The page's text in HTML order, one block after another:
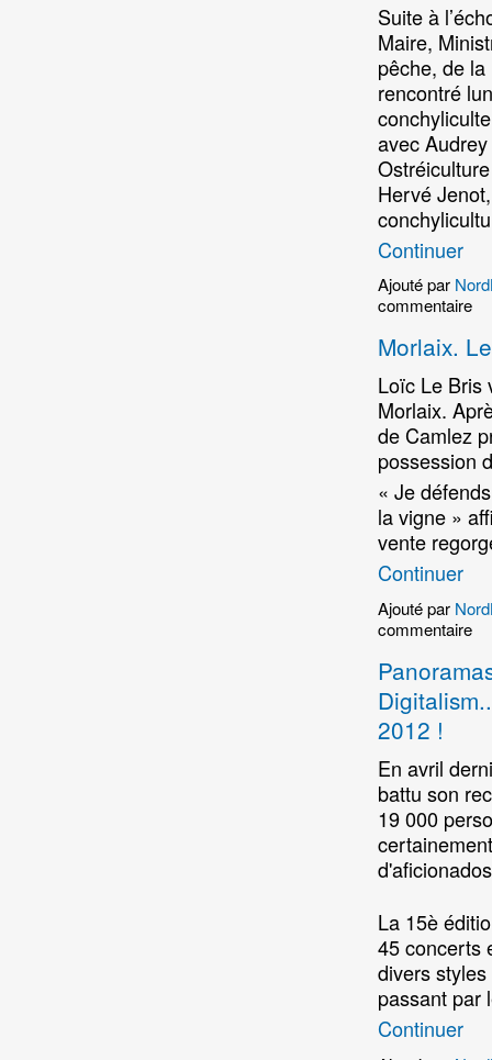
Suite à
Maire,
pêche, de
rencontré
avec
Hervé
Continuer
Ajouté par
commentaire
Morlaix.
Loïc Le Bris
Morlaix.
de Camlez
possession
« Je
la vigne »
vente
Continuer
Ajouté par
commentaire
2012 !
En avril
battu son
19 000
La 15è
45 concerts
divers
passant
Continuer